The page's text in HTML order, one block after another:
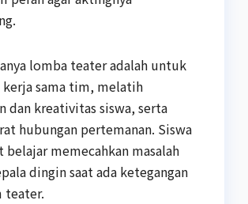
lomba teater adalah untuk
kerja sama tim, melatih
dan kreativitas siswa, serta
hubungan pertemanan. Siswa
belajar memecahkan masalah
dingin saat ada ketegangan
teater.